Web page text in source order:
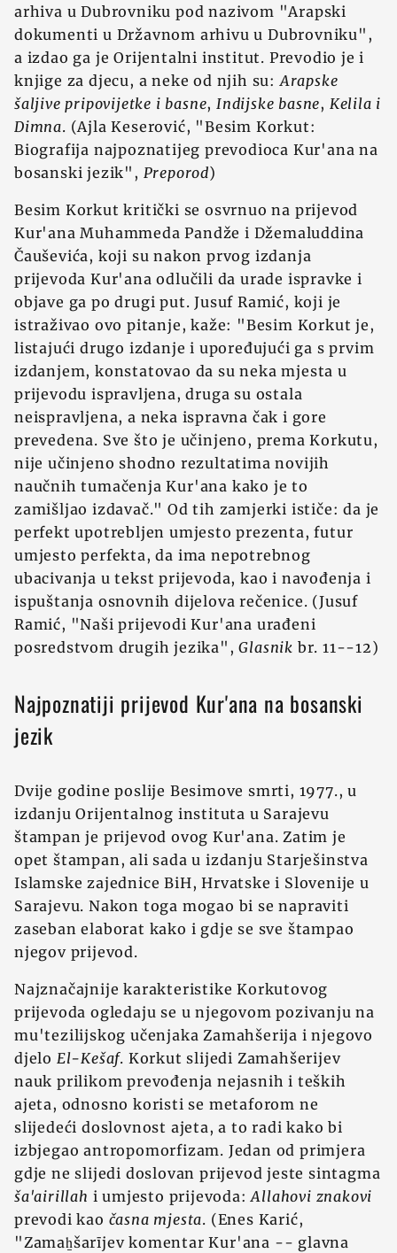
arhiva u Dubrovniku pod nazivom "Arapski
dokumenti u Državnom arhivu u Dubrovniku",
a izdao ga je Orijentalni institut. Prevodio je i
knjige za djecu, a neke od njih su:Arapske
šaljive pripovijetke i basne,Indijske basne, Kelila i
Dimna. (Ajla Keserović, "Besim Korkut:
Biografija najpoznatijeg prevodioca Kur'ana na
bosanski jezik", Preporod)
Besim Korkut kritički se osvrnuo na prijevod
Kur'ana Muhammeda Pandže i Džemaluddina
Čauševića, koji su nakon prvog izdanja
prijevoda Kur'ana odlučili da urade ispravke i
objave ga po drugi put. Jusuf Ramić, koji je
istraživao ovo pitanje, kaže: "Besim Korkut je,
listajući drugo izdanje i upoređujući ga s prvim
izdanjem, konstatovao da su neka mjesta u
prijevodu ispravljena, druga su ostala
neispravljena, a neka ispravna čak i gore
prevedena. Sve što je učinjeno, prema Korkutu,
nije učinjeno shodno rezultatima novijih
naučnih tumačenja Kur'ana kako je to
zamišljao izdavač." Od tih zamjerki ističe: da je
perfekt upotrebljen umjesto prezenta, futur
umjesto perfekta, da ima nepotrebnog
ubacivanja u tekst prijevoda, kao i navođenja i
ispuštanja osnovnih dijelova rečenice. (Jusuf
Ramić, "Naši prijevodi Kur'ana urađeni
posredstvom drugih jezika",Glasnik br. 11--12)
Najpoznatiji prijevod Kur'ana na bosanski
jezik
Dvije godine poslije Besimove smrti, 1977., u
izdanju Orijentalnog instituta u Sarajevu
štampan je prijevod ovog Kur'ana. Zatim je
opet štampan, ali sada u izdanju Starješinstva
Islamske zajednice BiH, Hrvatske i Slovenije u
Sarajevu. Nakon toga mogao bi se napraviti
zaseban elaborat kako i gdje se sve štampao
njegov prijevod.
Najznačajnije karakteristike Korkutovog
prijevoda ogledaju se u njegovom pozivanju na
mu'tezilijskog učenjaka Zamahšerija i njegovo
djelo El-Kešaf. Korkut slijedi Zamahšerijev
nauk prilikom prevođenja nejasnih i teških
ajeta, odnosno koristi se metaforom ne
slijedeći doslovnost ajeta, a to radi kako bi
izbjegao antropomorfizam. Jedan od primjera
gdje ne slijedi doslovan prijevod jeste sintagma
ša'airillah i umjesto prijevoda:Allahovi znakovi
prevodi kao časna mjesta. (Enes Karić,
"Zamaẖšarījev komentar Kur'ana -- glavna